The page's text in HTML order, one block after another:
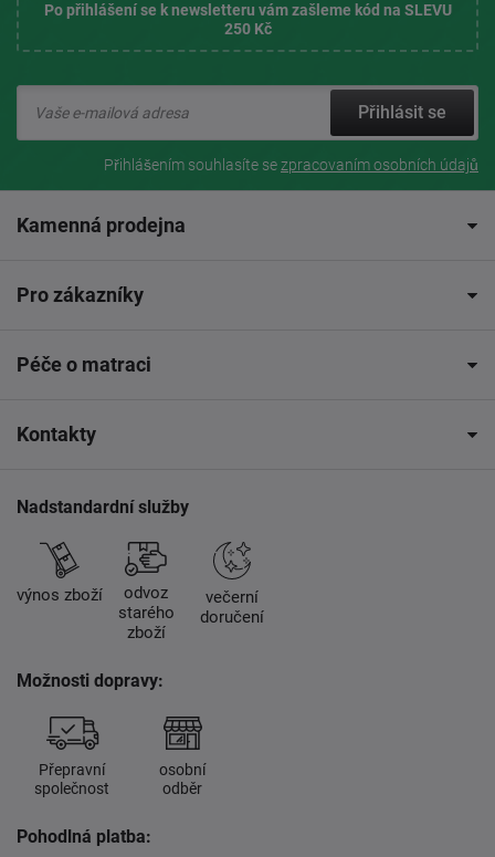
Po přihlášení se k newsletteru vám zašleme kód na SLEVU
250 Kč
Přihlásit se
Přihlášením souhlasíte sezpracovaním osobních údajů
Kamenná prodejna
Pro zákazníky
Péče o matraci
Kontakty
Nadstandardní služby
výnos zboží
odvoz
starého
zboží
večerní
doručení
Možnosti dopravy:
Přepravní
společnost
osobní
odběr
Pohodlná platba: